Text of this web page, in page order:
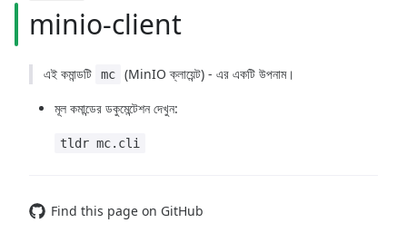
minio-client
এই কমান্ডটি mc
(MinIO ক্লায়েন্ট) - এর একটি উপনাম।
মূল কমান্ডের ডকুমেন্টেশন দেখুন:
tldr mc.cli
Find this page on GitHub